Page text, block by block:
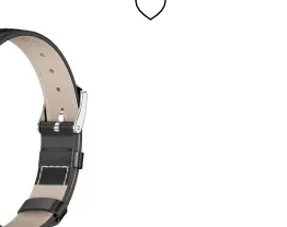
Markera tech-